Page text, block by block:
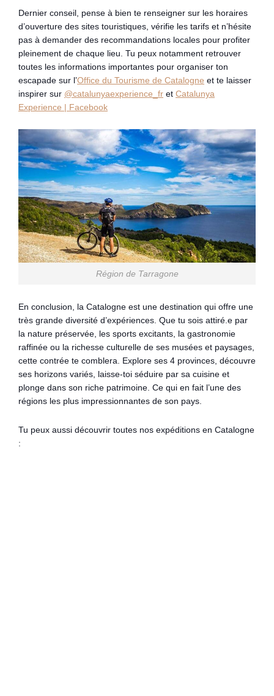
Dernier conseil, pense à bien te renseigner sur les horaires
d’ouverture des sites touristiques, vérifie les tarifs et n’hésite
pas à demander des recommandations locales pour profiter
pleinement de chaque lieu. Tu peux notamment retrouver
toutes les informations importantes pour organiser ton
escapade sur l’Office du Tourisme de Catalogne et te laisser
inspirer sur @catalunyaexperience_fr et Catalunya
Experience | Facebook
Région de Tarragone
En conclusion, la Catalogne est une destination qui offre une
très grande diversité d’expériences. Que tu sois attiré.e par
la nature préservée, les sports excitants, la gastronomie
raffinée ou la richesse culturelle de ses musées et paysages,
cette contrée te comblera. Explore ses 4 provinces, découvre
ses horizons variés, laisse-toi séduire par sa cuisine et
plonge dans son riche patrimoine. Ce qui en fait l’une des
régions les plus impressionnantes de son pays.
Tu peux aussi découvrir toutes nos expéditions en Catalogne
: